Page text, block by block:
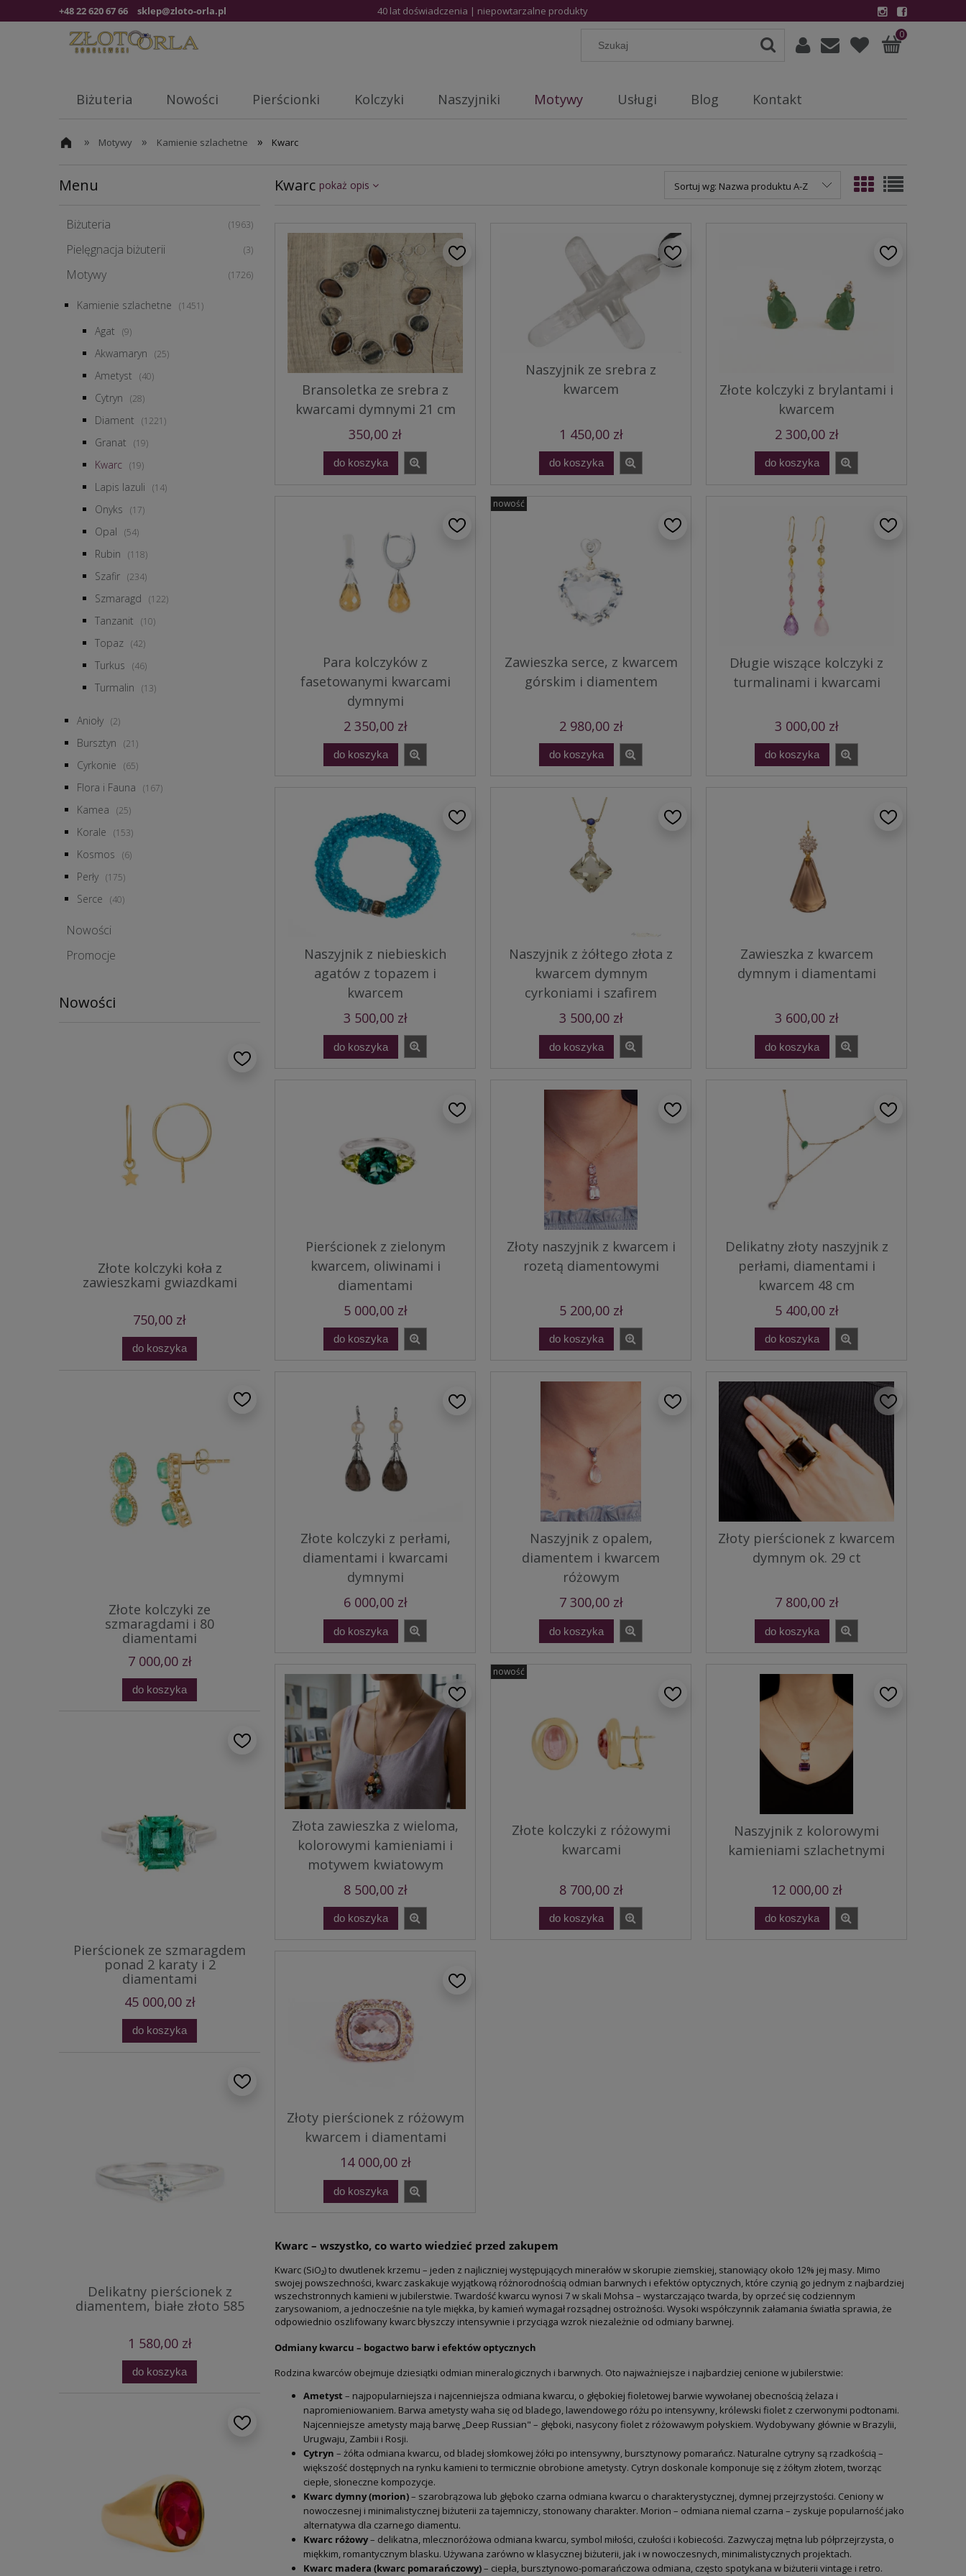
+48 22 620 67 66 sklep@zloto-orla.pl 40 lat doświadczenia | niepowtarzalne produkty
0
Biżuteria Nowości Pierścionki Kolczyki Naszyjniki Motywy Usługi Blog Kontakt
» Motywy » Kamienie szlachetne » Kwarc
Menu
Biżuteria (1963)
Pielęgnacja biżuterii (3)
Motywy (1726)
Kamienie szlachetne (1451)
Agat (9)
Akwamaryn (25)
Ametyst (40)
Cytryn (28)
Diament (1221)
Granat (19)
Kwarc (19)
Lapis lazuli (14)
Onyks (17)
Opal (54)
Rubin (118)
Szafir (234)
Szmaragd (122)
Tanzanit (10)
Topaz (42)
Turkus (46)
Turmalin (13)
Anioły (2)
Bursztyn (21)
Cyrkonie (65)
Flora i Fauna (167)
Kamea (25)
Korale (153)
Kosmos (6)
Perły (175)
Serce (40)
Nowości
Promocje
Nowości
Złote kolczyki koła z
zawieszkami gwiazdkami
750,00 zł
do koszyka
Złote kolczyki ze
szmaragdami i 80
diamentami
7 000,00 zł
do koszyka
Pierścionek ze szmaragdem
ponad 2 karaty i 2
diamentami
45 000,00 zł
do koszyka
Delikatny pierścionek z
diamentem, białe złoto 585
1 580,00 zł
do koszyka
Kwarc pokaż opis Sortuj wg: Nazwa produktu A-Z
Bransoletka ze srebra z
kwarcami dymnymi 21 cm
350,00 zł
do koszyka
Naszyjnik ze srebra z
kwarcem
1 450,00 zł
do koszyka
Złote kolczyki z brylantami i
kwarcem
2 300,00 zł
do koszyka
Para kolczyków z
fasetowanymi kwarcami
dymnymi
2 350,00 zł
do koszyka
Zawieszka serce, z kwarcem
górskim i diamentem
2 980,00 zł
do koszyka
nowość
Długie wiszące kolczyki z
turmalinami i kwarcami
3 000,00 zł
do koszyka
Naszyjnik z niebieskich
agatów z topazem i
kwarcem
3 500,00 zł
do koszyka
Naszyjnik z żółtego złota z
kwarcem dymnym
cyrkoniami i szafirem
3 500,00 zł
do koszyka
Zawieszka z kwarcem
dymnym i diamentami
3 600,00 zł
do koszyka
Pierścionek z zielonym
kwarcem, oliwinami i
diamentami
5 000,00 zł
do koszyka
Złoty naszyjnik z kwarcem i
rozetą diamentowymi
5 200,00 zł
do koszyka
Delikatny złoty naszyjnik z
perłami, diamentami i
kwarcem 48 cm
5 400,00 zł
do koszyka
Złote kolczyki z perłami,
diamentami i kwarcami
dymnymi
6 000,00 zł
do koszyka
Naszyjnik z opalem,
diamentem i kwarcem
różowym
7 300,00 zł
do koszyka
Złoty pierścionek z kwarcem
dymnym ok. 29 ct
7 800,00 zł
do koszyka
Złota zawieszka z wieloma,
kolorowymi kamieniami i
motywem kwiatowym
8 500,00 zł
do koszyka
Złote kolczyki z różowymi
kwarcami
8 700,00 zł
do koszyka
nowość
Naszyjnik z kolorowymi
kamieniami szlachetnymi
12 000,00 zł
do koszyka
Złoty pierścionek z różowym
kwarcem i diamentami
14 000,00 zł
do koszyka
Kwarc – wszystko, co warto wiedzieć przed zakupem
Kwarc (SiO₂) to dwutlenek krzemu – jeden z najliczniej występujących minerałów w skorupie ziemskiej, stanowiący około 12% jej masy. Mimo
swojej powszechności, kwarc zaskakuje wyjątkową różnorodnością odmian barwnych i efektów optycznych, które czynią go jednym z najbardziej
wszechstronnych kamieni w jubilerstwie. Twardość kwarcu wynosi 7 w skali Mohsa – wystarczająco twarda, by oprzeć się codziennym
zarysowaniom, a jednocześnie na tyle miękka, by kamień wymagał rozsądnej ostrożności. Wysoki współczynnik załamania światła sprawia, że
odpowiednio oszlifowany kwarc błyszczy intensywnie i przyciąga wzrok niezależnie od odmiany barwnej.
Odmiany kwarcu – bogactwo barw i efektów optycznych
Rodzina kwarców obejmuje dziesiątki odmian mineralogicznych i barwnych. Oto najważniejsze i najbardziej cenione w jubilerstwie:
Ametyst – najpopularniejsza i najcenniejsza odmiana kwarcu, o głębokiej fioletowej barwie wywołanej obecnością żelaza i
napromieniowaniem. Barwa ametysty waha się od bladego, lawendowego różu po intensywny, królewski fiolet z czerwonymi podtonami.
Najcenniejsze ametysty mają barwę „Deep Russian" – głęboki, nasycony fiolet z różowawym połyskiem. Wydobywany głównie w Brazylii,
Urugwaju, Zambii i Rosji.
Cytryn – żółta odmiana kwarcu, od bladej słomkowej żółci po intensywny, bursztynowy pomarańcz. Naturalne cytryny są rzadkością –
większość dostępnych na rynku kamieni to termicznie obrobione ametysty. Cytryn doskonale komponuje się z żółtym złotem, tworząc
ciepłe, słoneczne kompozycje.
Kwarc dymny (morion)– szarobrązowa lub głęboko czarna odmiana kwarcu o charakterystycznej, dymnej przejrzystości. Ceniony w
nowoczesnej i minimalistycznej biżuterii za tajemniczy, stonowany charakter. Morion – odmiana niemal czarna – zyskuje popularność jako
alternatywa dla czarnego diamentu.
Kwarc różowy– delikatna, mlecznoróżowa odmiana kwarcu, symbol miłości, czułości i kobiecości. Zazwyczaj mętna lub półprzejrzysta, o
miękkim, romantycznym blasku. Używana zarówno w klasycznej biżuterii, jak i w nowoczesnych, minimalistycznych projektach.
Kwarc madera (kwarc pomarańczowy)– ciepła, bursztynowo-pomarańczowa odmiana, często spotykana w biżuterii vintage i retro.